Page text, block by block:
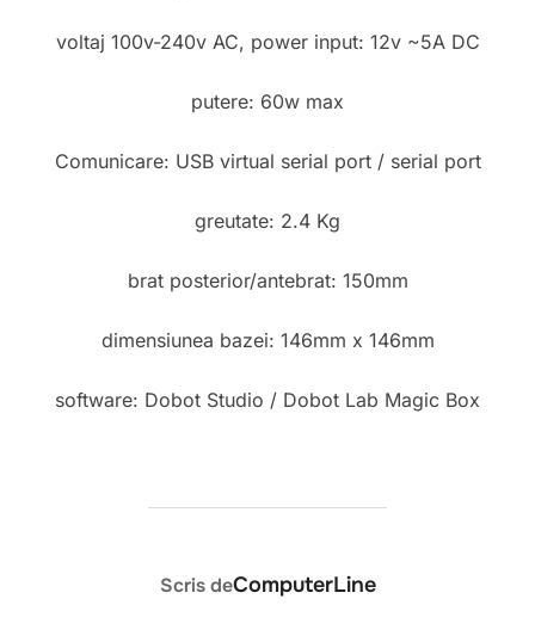
voltaj 100v-240v AC, power input: 12v ~5A DC
putere: 60w max
Comunicare: USB virtual serial port / serial port
greutate: 2.4 Kg
brat posterior/antebrat: 150mm
dimensiunea bazei: 146mm x 146mm
software: Dobot Studio / Dobot Lab Magic Box
AUTOR ARTICOL
Scris deComputerLine